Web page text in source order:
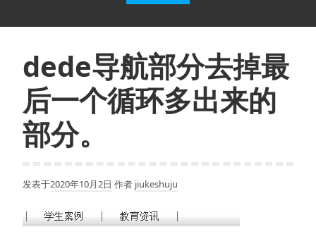
dede导航部分去掉最
后一个循环多出来的
部分。
发表于2020年10月2日 作者 jiukeshuju